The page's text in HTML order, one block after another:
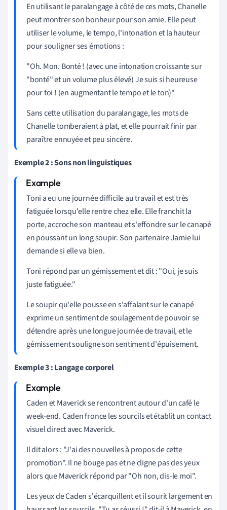
En utilisant le paralangage à côté de ces mots, Chanelle
peut montrer son bonheur pour son amie. Elle peut
utiliser le volume, le tempo, l'intonation et la hauteur
pour souligner ses émotions :
"Oh. Mon. Bonté ! (avec une intonation croissante sur
"bonté" et un volume plus élevé) Je suis si heureuse
pour toi ! (en augmentant le tempo et le ton)"
Sans cette utilisation du paralangage, les mots de
Chanelle tomberaient à plat, et elle pourrait finir par
paraître ennuyée et peu sincère.
Exemple 2 : Sons non linguistiques
Toni a eu une journée difficile au travail et est très
fatiguée lorsqu'elle rentre chez elle. Elle franchit la
porte, accroche son manteau et s'effondre sur le canapé
en poussant un long soupir. Son partenaire Jamie lui
demande si elle va bien.
Toni répond par un gémissement et dit : "Oui, je suis
juste fatiguée."
Le soupir qu'elle pousse en s'affalant sur le canapé
exprime un sentiment de soulagement de pouvoir se
détendre après une longue journée de travail, et le
gémissement souligne son sentiment d'épuisement.
Exemple 3 : Langage corporel
Caden et Maverick se rencontrent autour d'un café le
week-end. Caden fronce les sourcils et établit un contact
visuel direct avec Maverick.
Il dit alors : "J'ai des nouvelles à propos de cette
promotion". Il ne bouge pas et ne cligne pas des yeux
alors que Maverick répond par "Oh non, dis-le moi".
Les yeux de Caden s'écarquillent et il sourit largement en